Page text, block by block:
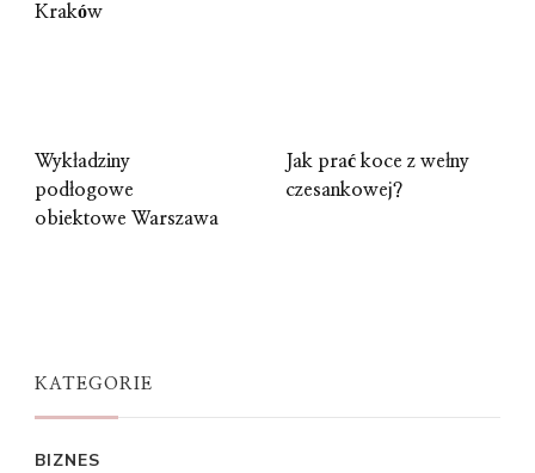
Kraków
Wykładziny
podłogowe
obiektowe Warszawa
Jak prać koce z wełny
czesankowej?
KATEGORIE
BIZNES